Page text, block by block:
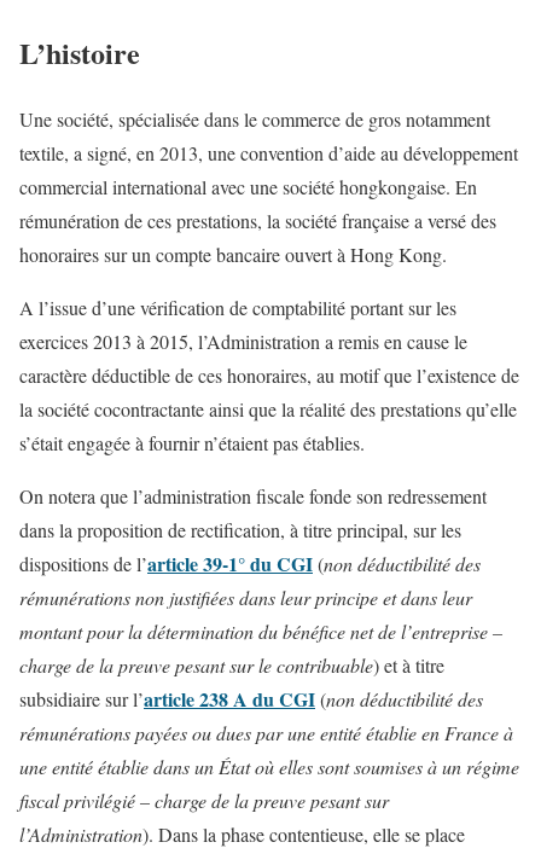
L’histoire
Une société, spécialisée dans le commerce de gros notamment
textile, a signé, en 2013, une convention d’aide au développement
commercial international avec une société hongkongaise. En
rémunération de ces prestations, la société française a versé des
honoraires sur un compte bancaire ouvert à Hong Kong.
A l’issue d’une vérification de comptabilité portant sur les
exercices 2013 à 2015, l’Administration a remis en cause le
caractère déductible de ces honoraires, au motif que l’existence de
la société cocontractante ainsi que la réalité des prestations qu’elle
s’était engagée à fournir n’étaient pas établies.
On notera que l’administration fiscale fonde son redressement
dans la proposition de rectification, à titre principal, sur les
dispositions de l’article 39-1° du CGI(non déductibilité des
rémunérations non justifiées dans leur principe et dans leur
montant pour la détermination du bénéfice net de l’entreprise –
charge de la preuve pesant sur le contribuable) et à titre
subsidiaire sur l’article 238 A du CGI(non déductibilité des
rémunérations payées ou dues par une entité établie en France à
une entité établie dans un État où elles sont soumises à un régime
fiscal privilégié – charge de la preuve pesant sur
l’Administration). Dans la phase contentieuse, elle se place